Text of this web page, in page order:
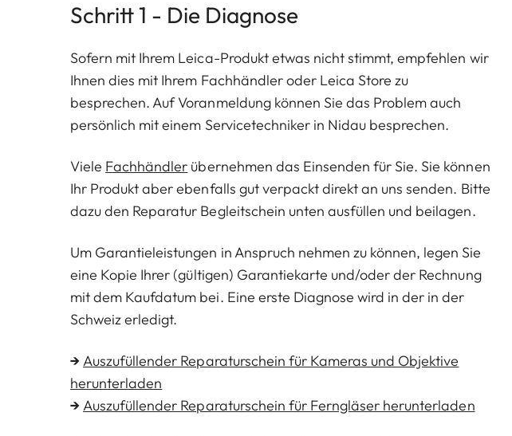
Schritt 1 - Die Diagnose
Sofern mit Ihrem Leica-Produkt etwas nicht stimmt, empfehlen wir
Ihnen dies mit Ihrem Fachhändler oder Leica Store zu
besprechen. Auf Voranmeldung können Sie das Problem auch
persönlich mit einem Servicetechniker in Nidau besprechen.
Viele Fachhändler übernehmen das Einsenden für Sie. Sie können
Ihr Produkt aber ebenfalls gut verpackt direkt an uns senden. Bitte
dazu den Reparatur Begleitschein unten ausfüllen und beilagen.
Um Garantieleistungen in Anspruch nehmen zu können, legen Sie
eine Kopie Ihrer (gültigen) Garantiekarte und/oder der Rechnung
mit dem Kaufdatum bei. Eine erste Diagnose wird in der in der
Schweiz erledigt.
→Auszufüllender Reparaturschein für Kameras und Objektive
herunterladen
→Auszufüllender Reparaturschein für Ferngläser herunterladen